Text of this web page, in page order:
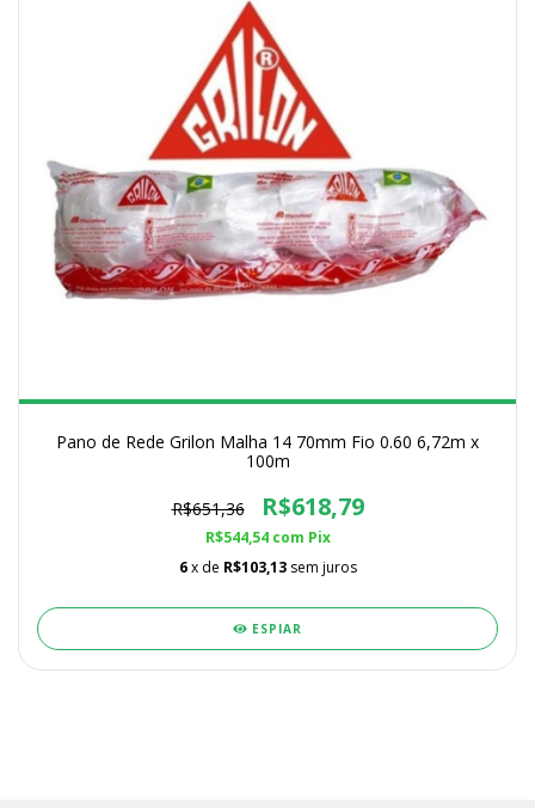
Pano de Rede Grilon Malha 14 70mm Fio 0.60 6,72m x
100m
R$651,36 R$618,79
R$544,54 com Pix
6 x de R$103,13 sem juros
ESPIAR